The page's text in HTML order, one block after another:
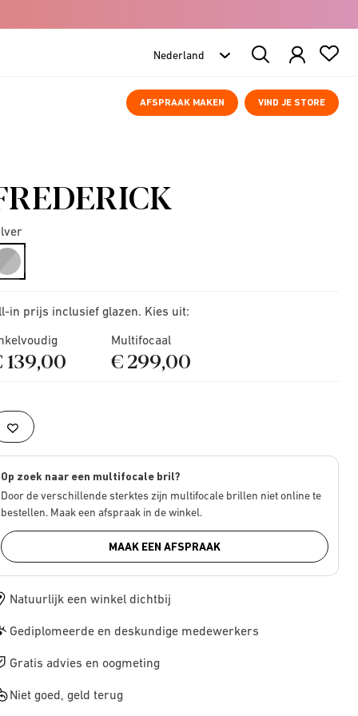
Search
Products
AFSPRAAK MAKEN VIND JE STORE
selected
in prijs inclusief glazen. Kies uit:
139,00
Multifocaal
€ 299,00
Op zoek naar een multifocale bril?
Door de verschillende sterktes zijn multifocale brillen niet online te
bestellen. Maak een afspraak in de winkel.
MAAK EEN AFSPRAAK
Natuurlijk een winkel dichtbij
Gediplomeerde en deskundige medewerkers
Gratis advies en oogmeting
Niet goed, geld terug